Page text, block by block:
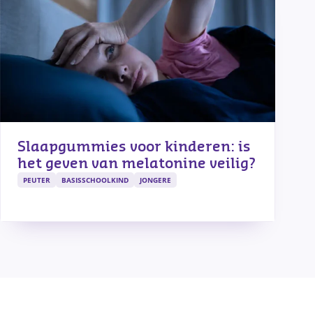
Slaapgummies voor kinderen: is
het geven van melatonine veilig?
PEUTER BASISSCHOOLKIND JONGERE